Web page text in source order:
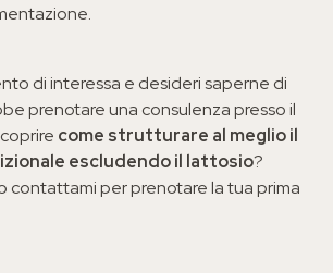
di interessa e desideri saperne di
prenotare una consulenza presso il
come strutturare al meglio il
escludendo il lattosio?
contattami per prenotare la tua prima